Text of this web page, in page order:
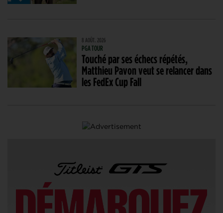
8 AOÛT. 2026
PGA TOUR
Touché par ses échecs répétés,
Matthieu Pavon veut se relancer dans
les FedEx Cup Fall